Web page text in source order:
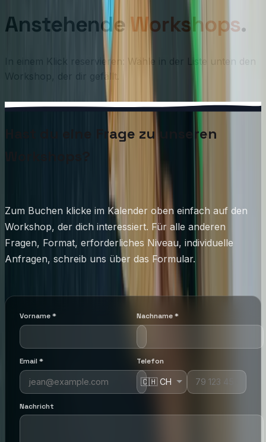
Anstehende Workshops.
In einem Klick reservieren: Wähle in der Liste unten den
Workshop, der dir gefällt.
Hast du eine Frage zu unseren
Zum Buchen klicke im Kalender oben einfach auf den
Workshop, der dich interessiert. Für alle anderen
Fragen, Format, erforderliches Niveau, individuelle
Anfragen, schreib uns über das Formular.
Vorname* Nachname*
Email * Telefon
Nachricht